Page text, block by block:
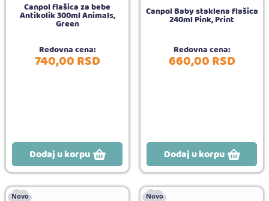
Canpol flašica za bebe
Antikolik 300ml Animals,
Green
Redovna cena:
740,00RSD
Dodaj u korpu
Canpol Baby staklena flašica
240ml Pink, Print
Redovna cena:
660,00RSD
Dodaj u korpu
Novo Novo